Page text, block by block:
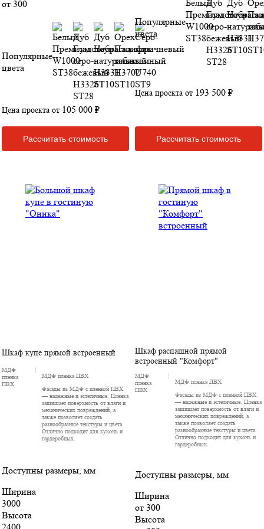
от 300
Популярные
цвета
Цена проекта от 105 000 ₽
Рассчитать стоимость
Популярные
цвета
Цена проекта от 193 500 ₽
Рассчитать стоимость
Шкаф купе прямой встроенный
МДФ
пленка
ПВХ
МДФ пленка ПВХ
Фасады из МДФ с пленкой ПВХ
— надежные и эстетичные. Пленка
защищает поверхность от влаги и
механических повреждений, а
также позволяет создать
разнообразные текстуры и цвета.
Отлично подходит для кухонь и
гардеробных.
Доступны размеры, мм
Ширина
3000
Высота
Шкаф распашной прямой
встроенный "Комфорт"
МДФ
пленка
ПВХ
МДФ пленка ПВХ
Фасады из МДФ с пленкой ПВХ
— надежные и эстетичные. Пленка
защищает поверхность от влаги и
механических повреждений, а
также позволяет создать
разнообразные текстуры и цвета.
Отлично подходит для кухонь и
гардеробных.
Доступны размеры, мм
Ширина
от 300
Высота